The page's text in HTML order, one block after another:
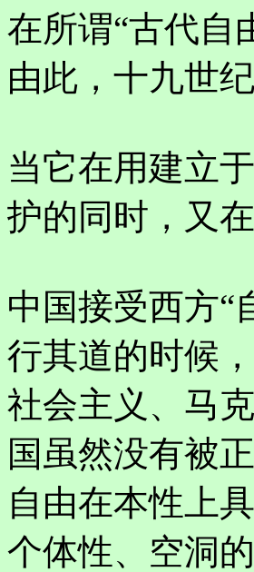
在所谓“古代自
由此，十九世
当它在用建立
护的同时，又
中国接受西方“
行其道的时候
社会主义、马
国虽然没有被
自由在本性上
个体性、空洞